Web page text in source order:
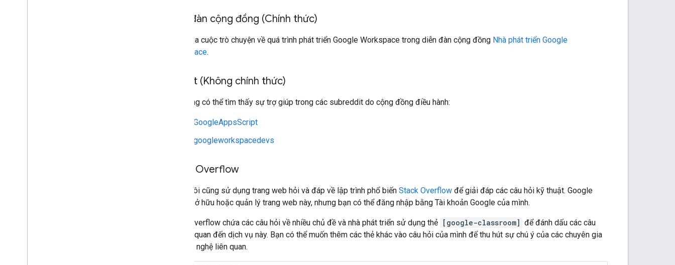
Diễn đàn cộng đồng (Chính thức)
Tham gia cuộc trò chuyện về quá trình phát triển Google Workspace trong diễn đàn cộng đồng Nhà phát triển Google
Workspace.
Reddit (Không chính thức)
Bạn cũng có thể tìm thấy sự trợ giúp trong các subreddit do cộng đồng điều hành:
r/GoogleAppsScript
r/googleworkspacedevs
Stack Overflow
Chúng tôi cũng sử dụng trang web hỏi và đáp về lập trình phổ biến Stack Overflow để giải đáp các câu hỏi kỹ thuật. Google
không sở hữu hoặc quản lý trang web này, nhưng bạn có thể đăng nhập bằng Tài khoản Google của mình.
Stack Overflow chứa các câu hỏi về nhiều chủ đề và nhà phát triển sử dụng thẻ [google-classroom] để đánh dấu các câu
hỏi liên quan đến dịch vụ này. Bạn có thể muốn thêm các thẻ khác vào câu hỏi của mình để thu hút sự chú ý của các chuyên gia
về công nghệ liên quan.